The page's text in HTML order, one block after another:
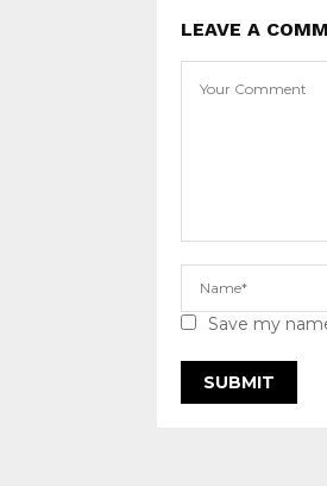
LEAVE A
Save my